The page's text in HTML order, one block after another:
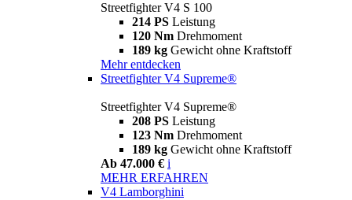
Streetfighter V4 S 100
214 PS Leistung
120 Nm Drehmoment
189 kg Gewicht ohne Kraftstoff
Mehr entdecken
Streetfighter V4 Supreme®
Streetfighter V4 Supreme®
208 PS Leistung
123 Nm Drehmoment
189 kg Gewicht ohne Kraftstoff
Ab 47.000 € i
MEHR ERFAHREN
V4 Lamborghini